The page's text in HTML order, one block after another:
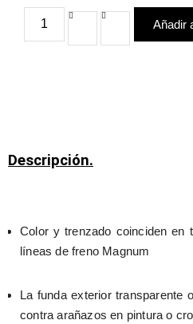
Añadir
Descripción.
Color y trenzado coinciden en
líneas de freno Magnum
La funda exterior transparente
contra arañazos en pintura o